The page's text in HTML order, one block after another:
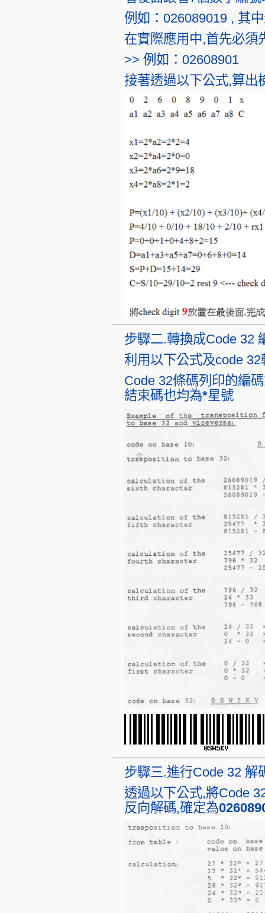
例如：026089019 , 其
在實際應用中,首先必須
>> 例如：02608901
接著透過以下公式,算出
步驟二.轉換成Code 32
利用以下公式及code
Code 32條碼列印的編
結束碼也均為*星號
步驟三.進行Code 32 解
透過以下公式,將Code
反向解碼,確定為